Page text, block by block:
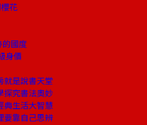
花
國度
身價
是說書天堂
究書法奧妙
生活大智慧
靠自己思辨